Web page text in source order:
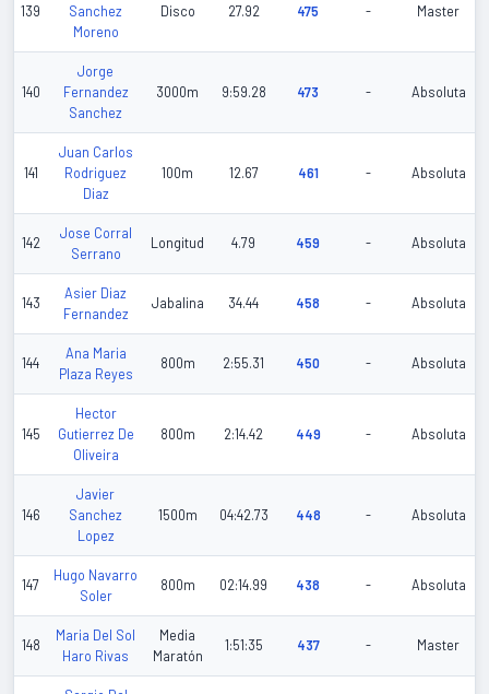
139
Sanchez
Moreno
Disco 27.92 475 - Master
140
Jorge
Fernandez
Sanchez
3000m 9:59.28 473 - Absoluta
141
Juan Carlos
Rodriguez
Diaz
100m 12.67 461 - Absoluta
142
Jose Corral
Serrano
Longitud 4.79 459 - Absoluta
143
Asier Diaz
Fernandez
Jabalina 34.44 458 - Absoluta
144
Ana Maria
Plaza Reyes
800m 2:55.31 450 - Absoluta
145
Hector
Gutierrez De
Oliveira
800m 2:14.42 449 - Absoluta
146
Javier
Sanchez
Lopez
1500m 04:42.73 448 - Absoluta
147
Hugo Navarro
Soler
800m 02:14.99 438 - Absoluta
148
Maria Del Sol
Haro Rivas
Media
Maratón
1:51:35 437 - Master